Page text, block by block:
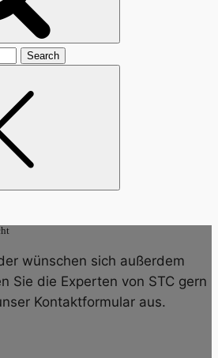
wünschen sich außerdem
Sie die Experten von STC gern
Kontaktformular aus.